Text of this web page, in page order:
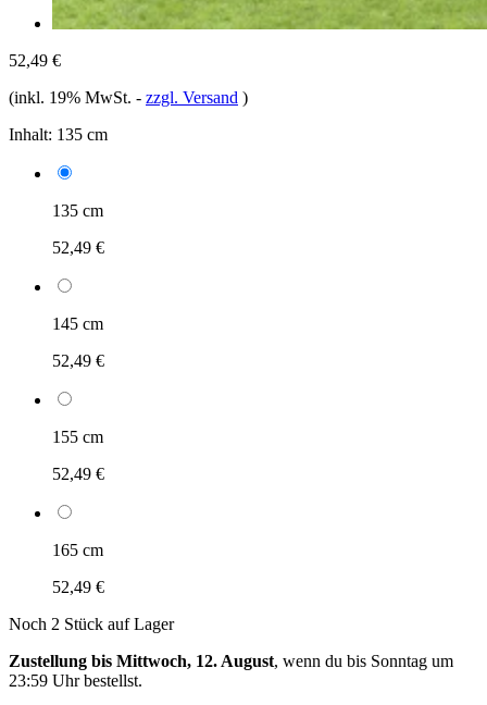
52,49 €
(inkl. 19% MwSt. - zzgl. Versand )
Inhalt: 135 cm
135 cm
52,49 €
145 cm
52,49 €
155 cm
52,49 €
165 cm
52,49 €
Noch 2 Stück auf Lager
Zustellung bis Mittwoch, 12. August, wenn du bis Sonntag um
23:59 Uhrbestellst.